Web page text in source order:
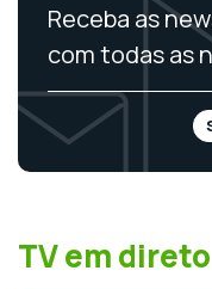
Receba as
com todas as
TV em direto